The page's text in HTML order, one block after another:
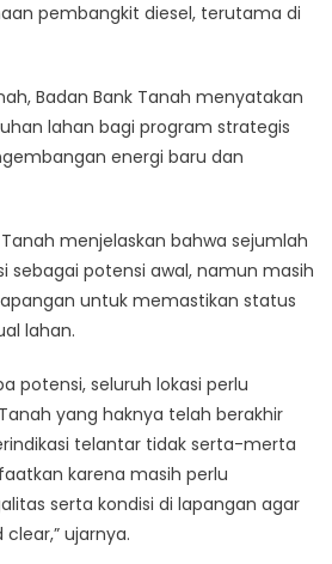
pembangkit diesel, terutama di
Badan Bank Tanah menyatakan
lahan bagi program strategis
energi baru dan
menjelaskan bahwa sejumlah
sebagai potensi awal, namun masih
untuk memastikan status
lahan.
potensi, seluruh lokasi perlu
yang haknya telah berakhir
telantar tidak serta-merta
karena masih perlu
serta kondisi di lapangan agar
ujarnya.